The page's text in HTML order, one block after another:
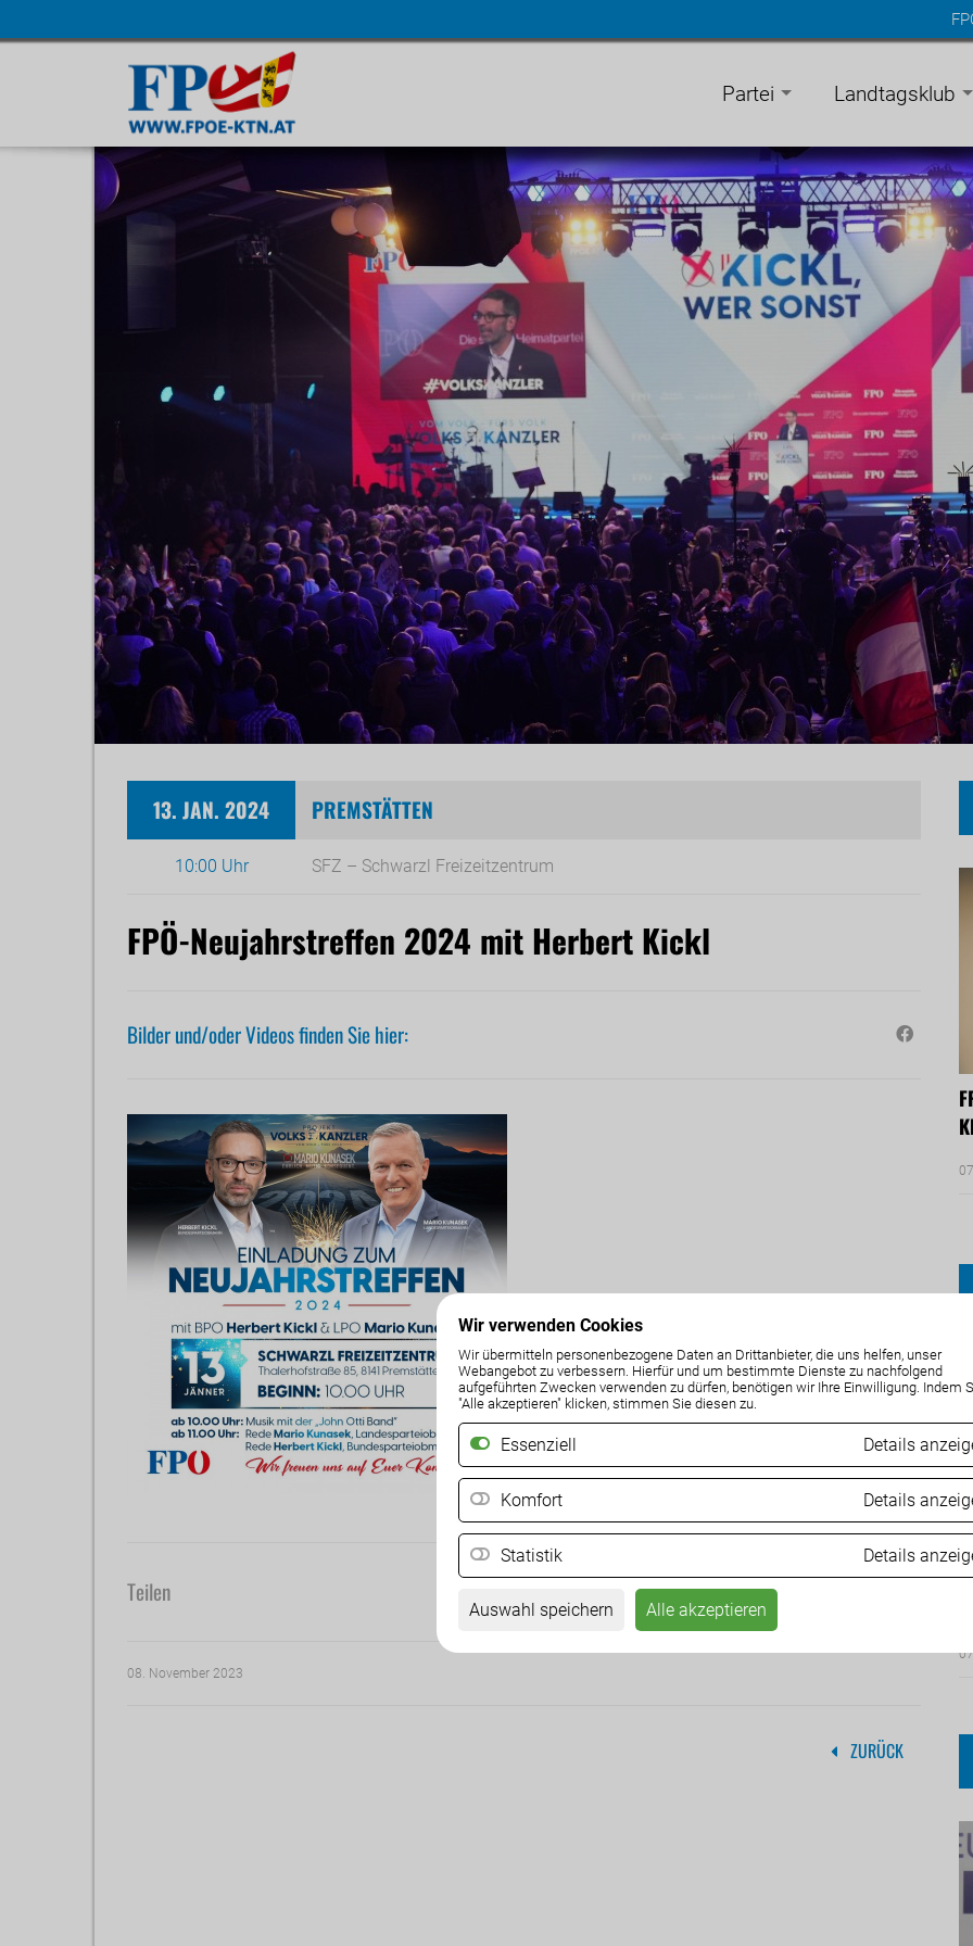
Wir verwenden Cookies
Wir übermitteln personenbezogene Daten an Drittanbieter, die uns helfen, unser
Webangebot zu verbessern. Hierfür und um bestimmte Dienste zu nachfolgend
aufgeführten Zwecken verwenden zu dürfen, benötigen wir Ihre Einwilligung. Indem
"Alle akzeptieren" klicken, stimmen Sie diesen zu.
Essenziell Details
Komfort Details
Statistik Details
Auswahl speichern Alle akzeptieren
Navigation
Partei Landtagsklub
13. JAN. 2024 PREMSTÄTTEN
10:00 Uhr SFZ – Schwarzl Freizeitzentrum
FPÖ-Neujahrstreffen 2024 mit Herbert Kickl
Bilder und/oder Videos finden Sie hier:
Teilen
08. November 2023
ZURÜCK